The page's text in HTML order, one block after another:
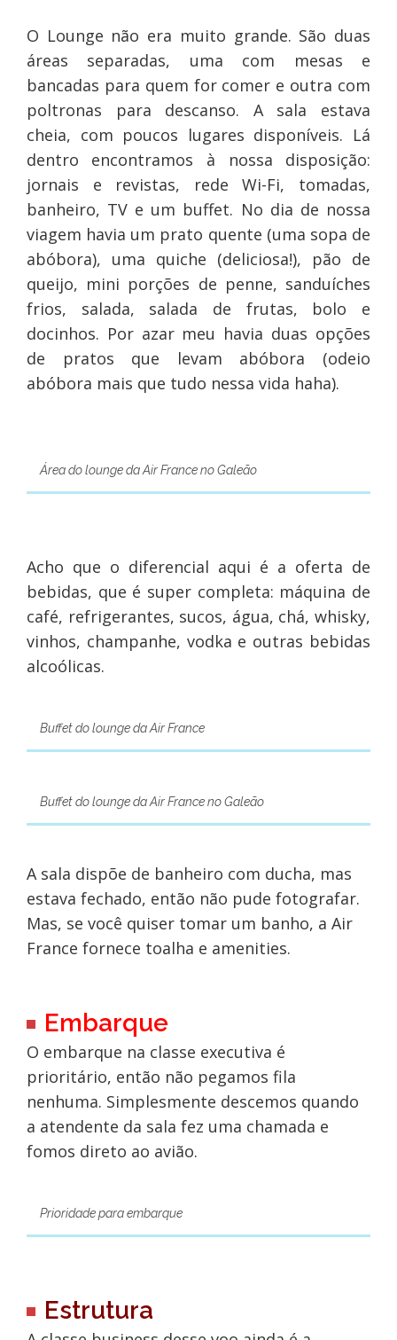
O Lounge não era muito grande. São duas
áreas separadas, uma com mesas e
bancadas para quem for comer e outra com
poltronas para descanso. A sala estava
cheia, com poucos lugares disponíveis. Lá
dentro encontramos à nossa disposição:
jornais e revistas, rede Wi-Fi, tomadas,
banheiro, TV e um buffet. No dia de nossa
viagem havia um prato quente (uma sopa de
abóbora), uma quiche (deliciosa!), pão de
queijo, mini porções de penne, sanduíches
frios, salada, salada de frutas, bolo e
docinhos. Por azar meu havia duas opções
de pratos que levam abóbora (odeio
abóbora mais que tudo nessa vida haha).
Área do lounge da Air France no Galeão
Acho que o diferencial aqui é a oferta de
bebidas, que é super completa: máquina de
café, refrigerantes, sucos, água, chá, whisky,
vinhos, champanhe, vodka e outras bebidas
alcoólicas.
Buffet do lounge da Air France
Buffet do lounge da Air France no Galeão
A sala dispõe de banheiro com ducha, mas
estava fechado, então não pude fotografar.
Mas, se você quiser tomar um banho, a Air
France fornece toalha e amenities.
Embarque
O embarque na classe executiva é
prioritário, então não pegamos fila
nenhuma. Simplesmente descemos quando
a atendente da sala fez uma chamada e
fomos direto ao avião.
Prioridade para embarque
Estrutura